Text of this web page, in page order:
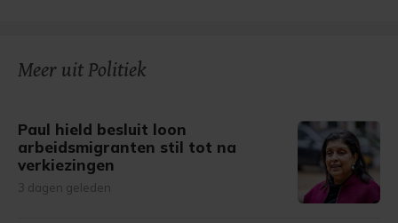
Meer uit Politiek
Paul hield besluit loon
arbeidsmigranten stil tot na
verkiezingen
3 dagen geleden